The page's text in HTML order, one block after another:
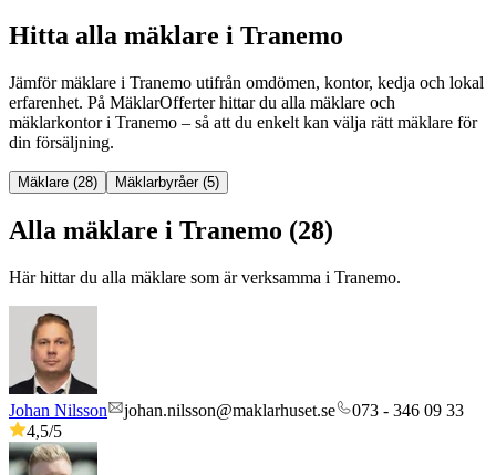
Hitta alla mäklare i Tranemo
Jämför mäklare i Tranemo utifrån omdömen, kontor, kedja och lokal
erfarenhet. På MäklarOfferter hittar du alla mäklare och
mäklarkontori Tranemo – så att du enkelt kan välja rätt mäklare för
din försäljning.
Mäklare (28) Mäklarbyråer (5)
Alla mäklare i Tranemo (28)
Här hittar du alla mäklare som är verksamma i Tranemo.
Johan Nilsson johan.nilsson@maklarhuset.se
073 - 346 09 33
4,5/5